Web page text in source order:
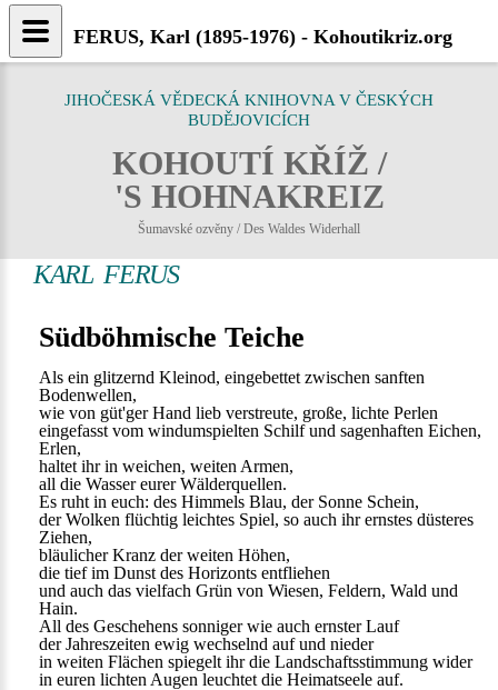
JIHOČESKÁ VĚDECKÁ KNIHOVNA V ČESKÝCH
BUDĚJOVICÍCH
KOHOUTÍ KŘÍŽ /
'S HOHNAKREIZ
Šumavské ozvěny / Des Waldes Widerhall
KARL FERUS
Südböhmische Teiche
Als ein glitzernd Kleinod, eingebettet zwischen sanften
Bodenwellen,
wie von güt'ger Hand lieb verstreute, große, lichte Perlen
eingefasst vom windumspielten Schilf und sagenhaften Eichen,
Erlen,
haltet ihr in weichen, weiten Armen,
all die Wasser eurer Wälderquellen.
Es ruht in euch: des Himmels Blau, der Sonne Schein,
der Wolken flüchtig leichtes Spiel, so auch ihr ernstes düsteres
Ziehen,
bläulicher Kranz der weiten Höhen,
die tief im Dunst des Horizonts entfliehen
und auch das vielfach Grün von Wiesen, Feldern, Wald und
Hain.
All des Geschehens sonniger wie auch ernster Lauf
der Jahreszeiten ewig wechselnd auf und nieder
in weiten Flächen spiegelt ihr die Landschaftsstimmung wider
in euren lichten Augen leuchtet die Heimatseele auf.
FERUS, Karl (1895-1976) - Kohoutikriz.org